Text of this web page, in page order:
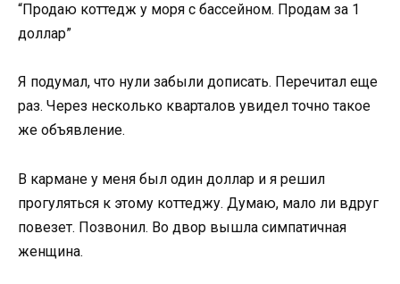
“Продаю коттедж у моря с бассейном. Продам за 1
доллар”
Я подумал, что нули забыли дописать. Перечитал еще
раз. Через несколько кварталов увидел точно такое
же объявление.
В кармане у меня был один доллар и я решил
прогуляться к этому коттеджу. Думаю, мало ли вдруг
повезет. Позвонил. Во двор вышла симпатичная
женщина.